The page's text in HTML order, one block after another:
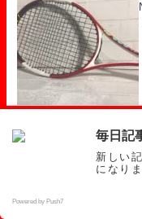
STRINGs【アクセス
毎日記
新しい
になり
Powered by Push7